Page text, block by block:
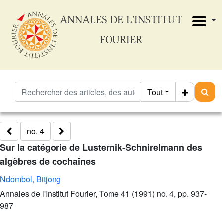
ANNALES DE L'INSTITUT
FOURIER
Tout
no. 4
Sur la catégorie de Lusternik-Schnirelmann des
algèbres de cochaînes
Ndombol, Bitjong
Annales de l'Institut Fourier, Tome 41 (1991) no. 4, pp. 937-
987